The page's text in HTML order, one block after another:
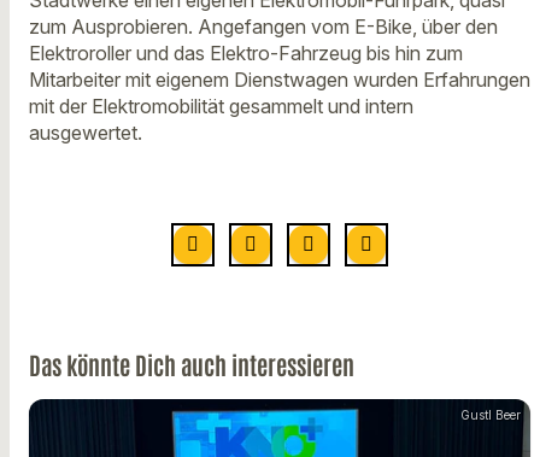
zum Ausprobieren. Angefangen vom E-Bike, über den
Elektroroller und das Elektro-Fahrzeug bis hin zum
Mitarbeiter mit eigenem Dienstwagen wurden Erfahrungen
mit der Elektromobilität gesammelt und intern
ausgewertet.
Das könnte Dich auch interessieren
Gustl Beer